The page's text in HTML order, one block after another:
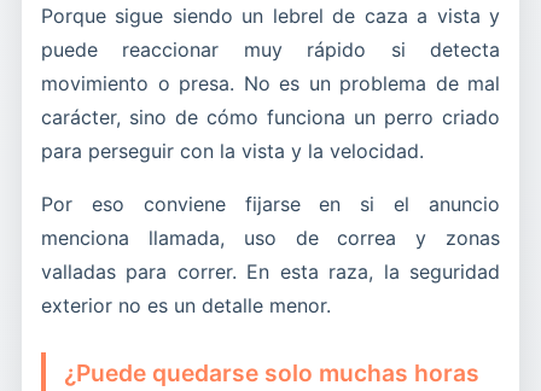
Porque sigue siendo un lebrel de caza a vista y
puede reaccionar muy rápido si detecta
movimiento o presa. No es un problema de mal
carácter, sino de cómo funciona un perro criado
para perseguir con la vista y la velocidad.
Por eso conviene fijarse en si el anuncio
menciona llamada, uso de correa y zonas
valladas para correr. En esta raza, la seguridad
exterior no es un detalle menor.
¿Puede quedarse solo muchas horas